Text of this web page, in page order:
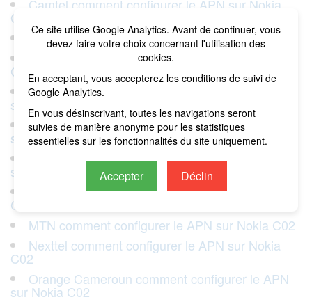
Ce site utilise Google Analytics. Avant de continuer, vous
devez faire votre choix concernant l'utilisation des
cookies.
En acceptant, vous accepterez les conditions de suivi de
Google Analytics.
En vous désinscrivant, toutes les navigations seront
suivies de manière anonyme pour les statistiques
essentielles sur les fonctionnalités du site uniquement.
Accepter Déclin
Camtel comment configurer le APN sur Nokia
G22
MTN comment configurer le APN sur Nokia G22
Nexttel comment configurer le APN sur Nokia
G22
Orange Cameroun comment configurer le APN
sur Nokia G22
Yoomee Cameroun comment configurer le APN
sur Nokia G22
Yoomee Cameroun comment configurer le APN
sur Nokia C02
Camtel comment configurer le APN sur Nokia
C02
MTN comment configurer le APN sur Nokia C02
Nexttel comment configurer le APN sur Nokia
C02
Orange Cameroun comment configurer le APN
sur Nokia C02